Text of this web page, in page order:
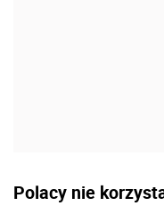
Polacy nie